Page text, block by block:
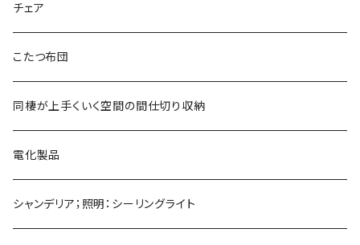
チェア
こたつ布団
同棲が上手くいく空間の間仕切り収納
電化製品
シャンデリア；照明：シーリングライト